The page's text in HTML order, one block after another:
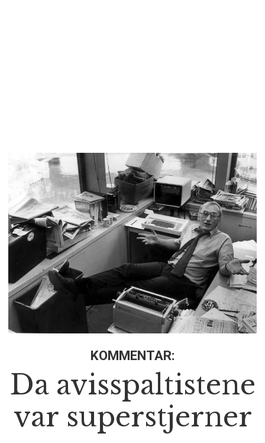
KOMMENTAR:
Da avisspaltistene
var superstjerner